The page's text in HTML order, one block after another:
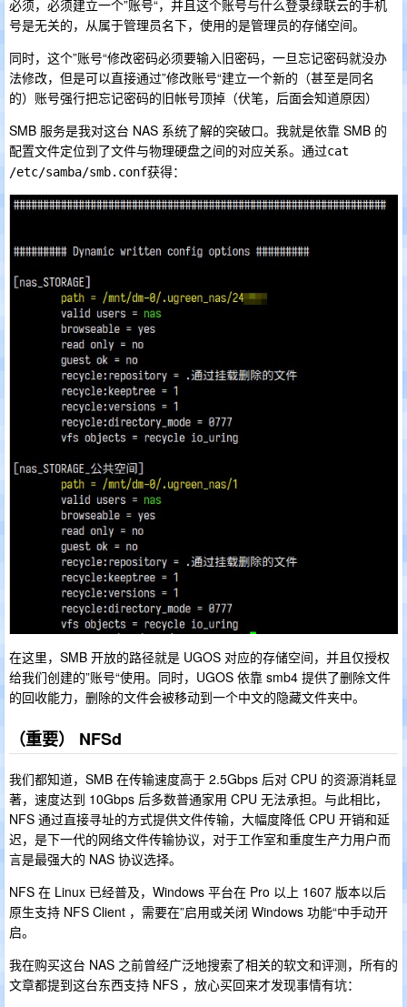
必须，必须建立一个”账号“，并且这个账号与什么登录绿联云的手机
号是无关的，从属于管理员名下，使用的是管理员的存储空间。
同时，这个”账号“修改密码必须要输入旧密码，一旦忘记密码就没办
法修改，但是可以直接通过”修改账号“建立一个新的（甚至是同名
的）账号强行把忘记密码的旧帐号顶掉（伏笔，后面会知道原因）
SMB 服务是我对这台 NAS 系统了解的突破口。我就是依靠 SMB 的
配置文件定位到了文件与物理硬盘之间的对应关系。通过cat
/etc/samba/smb.conf获得：
在这里，SMB 开放的路径就是 UGOS 对应的存储空间，并且仅授权
给我们创建的”账号“使用。同时，UGOS 依靠 smb4 提供了删除文件
的回收能力，删除的文件会被移动到一个中文的隐藏文件夹中。
（重要） NFSd
我们都知道，SMB 在传输速度高于 2.5Gbps 后对 CPU 的资源消耗显
著，速度达到 10Gbps 后多数普通家用 CPU 无法承担。与此相比，
NFS 通过直接寻址的方式提供文件传输，大幅度降低 CPU 开销和延
迟，是下一代的网络文件传输协议，对于工作室和重度生产力用户而
言是最强大的 NAS 协议选择。
NFS 在 Linux 已经普及，Windows 平台在 Pro 以上 1607 版本以后
原生支持 NFS Client ，需要在”启用或关闭 Windows 功能“中手动开
启。
我在购买这台 NAS 之前曾经广泛地搜索了相关的软文和评测，所有的
文章都提到这台东西支持 NFS ，放心买回来才发现事情有坑：